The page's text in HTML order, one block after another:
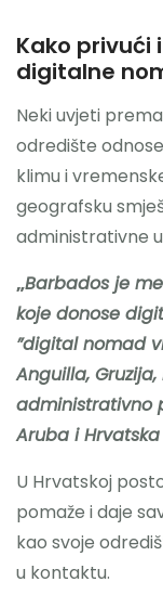
Kako privući
digitalne
Neki uvjeti
odredište
klimu i
geografsku
administrativne
„Barbados je
koje donose
”digital nomad
Anguilla,
administrativno
Aruba i
U Hrvatskoj
pomaže i daje
kao svoje
u kontaktu.